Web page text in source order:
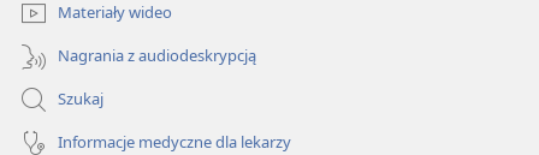
Materiały wideo
Nagrania z audiodeskrypcją
Szukaj
Informacje medyczne dla lekarzy